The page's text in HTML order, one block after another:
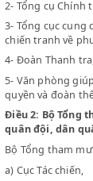
Điều 1: Bộ
gồm có những
2- Tổng cụ
3-Tổng cục
chiến tranh về
4-Đoàn Thanh
5-Văn phòng
quyền và đoàn